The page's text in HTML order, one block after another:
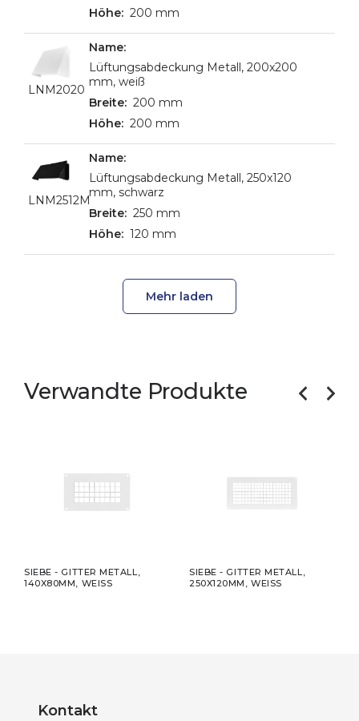
200 mm
LNM2020
Lüftungsabdeckung Metall, 200x200
mm, weiß
200 mm
200 mm
LNM2512M
Lüftungsabdeckung Metall, 250x120
mm, schwarz
250 mm
120 mm
Mehr laden
Verwandte Produkte
SIEBE - GITTER METALL,
140X80MM, WEISS
SIEBE - GITTER METALL,
250X120MM, WEISS
Kontakt